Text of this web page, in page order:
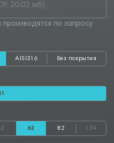
20.02 мб)
по запросу
AISI316 Без покрытия
62 82 124